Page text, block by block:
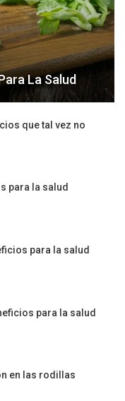
La Salud
que tal vez no
para la salud
para la salud
para la salud
en las rodillas